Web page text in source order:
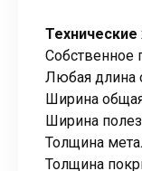
Технические
Собственное
Любая длина
Ширина
Ширина
Толщина
Толщина